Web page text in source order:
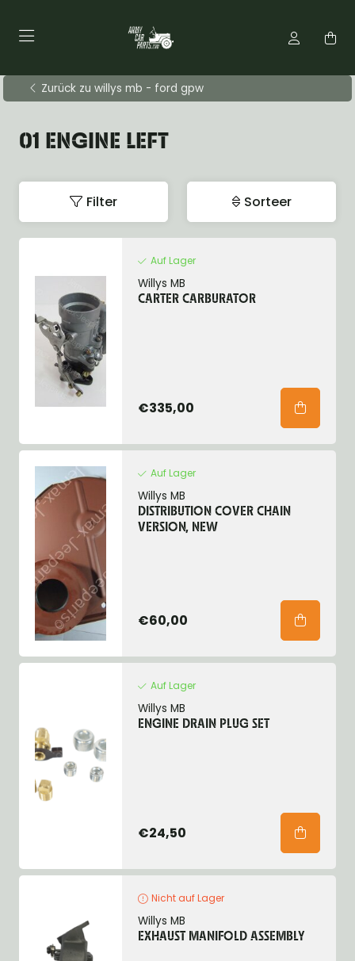
Zurück zu willys mb - ford gpw
01 ENGINE LEFT
Filter Sorteer
Auf Lager
Willys MB
CARTER CARBURATOR
€335,00
Auf Lager
Willys MB
DISTRIBUTION COVER CHAIN
VERSION, NEW
€60,00
Auf Lager
Willys MB
ENGINE DRAIN PLUG SET
€24,50
Nicht auf Lager
Willys MB
EXHAUST MANIFOLD ASSEMBLY